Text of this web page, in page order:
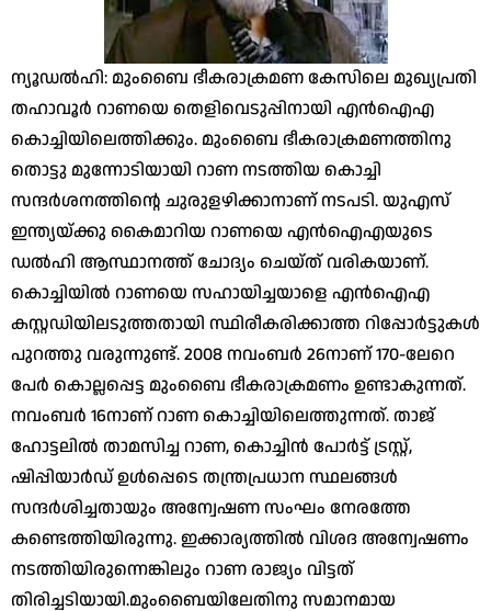
ന്യൂഡൽഹി: മുംബൈ ഭീകരാക്രമണ കേസിലെ മുഖ്യപ്രതി
തഹാവൂർ റാണയെ തെളിവെടുപ്പിനായി എൻഐഎ
കൊച്ചിയിലെത്തിക്കും. മുംബൈ ഭീകരാക്രമണത്തിനു
തൊട്ടു മുന്നോടിയായി റാണ നടത്തിയ കൊച്ചി
സന്ദർശനത്തിന്റെ ചുരുളഴിക്കാനാണ് നടപടി. യുഎസ്
ഇന്ത്യയ്ക്കു കൈമാറിയ റാണയെ എൻഐഎയുടെ
ഡൽഹി ആസ്ഥാനത്ത് ചോദ്യം ചെയ്ത് വരികയാണ്.
കൊച്ചിയിൽ റാണയെ സഹായിച്ചയാളെ എൻഐഎ
കസ്റ്റഡിയിലടുത്തതായി സ്ഥിരീകരിക്കാത്ത റിപ്പോർട്ടുകൾ
പുറത്തു വരുന്നുണ്ട്. 2008 നവംബർ 26നാണ് 170-ലേറെ
പേർ കൊല്ലപ്പെട്ട മുംബൈ ഭീകരാക്രമണം ഉണ്ടാകുന്നത്.
നവംബർ 16നാണ് റാണ കൊച്ചിയിലെത്തുന്നത്. താജ്
ഹോട്ടലിൽ താമസിച്ച റാണ, കൊച്ചിൻ പോർട്ട് ട്രസ്റ്റ്,
ഷിപ്പിയാർഡ് ഉൾപ്പെടെ തന്ത്രപ്രധാന സ്ഥലങ്ങൾ
സന്ദർശിച്ചതായും അന്വേഷണ സംഘം നേരത്തേ
കണ്ടെത്തിയിരുന്നു. ഇക്കാര്യത്തിൽ വിശദ അന്വേഷണം
നടത്തിയിരുന്നെങ്കിലും റാണ രാജ്യം വിട്ടത്
തിരിച്ചടിയായി.മുംബൈയിലേതിനു സമാനമായ